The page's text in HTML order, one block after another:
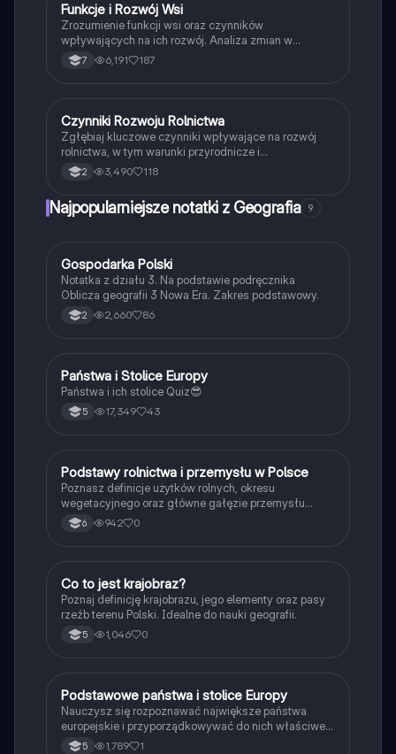
Geografia
Funkcje i Rozwój Wsi
Zrozumienie funkcji wsi oraz czynników
wpływających na ich rozwój. Analiza zmian w
funkcjach rolniczych, rezydencjalnych, turystycznych
i gospodarczych. Obejmuje przyczyny depopulacji
7 6,191 187
Geografia
Czynniki Rozwoju Rolnictwa
Zgłębiaj kluczowe czynniki wpływające na rozwój
rolnictwa, w tym warunki przyrodnicze i
pozaprzyrodnicze. Dowiedz się o strukturze agrarnej,
rodzajach gospodarstw oraz wpływie polityki rolnej
uczniów klasy 2 w zakresie rozszerzonym geografii.
2 3,490 118
Najpopularniejsze notatki z Geografia 9
Geografia
Gospodarka Polski
Notatka z działu 3. Na podstawie podręcznika
Oblicza geografii 3 Nowa Era. Zakres podstawowy.
2 2,660 86
PGeografia
Państwa i Stolice Europy
Państwa i ich stolice Quiz😎
5 17,349 43
PGeografia
Podstawy rolnictwa i przemysłu w Polsce
Poznasz definicje użytków rolnych, okresu
wegetacyjnego oraz główne gałęzie przemysłu
wydobywczego i przetwórczego w naszym kraju.
6 942 0
CGeografia
Co to jest krajobraz?
Poznaj definicję krajobrazu, jego elementy oraz pasy
rzeźb terenu Polski. Idealne do nauki geografii.
5 1,046 0
PGeografia
Podstawowe państwa i stolice Europy
Nauczysz się rozpoznawać największe państwa
europejskie i przyporządkowywać do nich właściwe
stolice na mapie politycznej.
5 1,789 1